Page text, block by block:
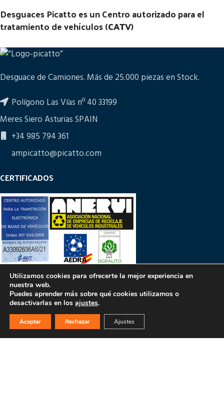
Desguaces Picatto es un Centro autorizado para el
tratamiento de vehículos (CATV)
Desguace de Camiones. Más de 25.000 piezas en Stock.
Polígono Las Vías nº 40 33199
Meres Siero Asturias SPAIN
+34 985 794 361
ampicatto@picatto.com
CERTIFICADOS
PULSA PARA MÁS INFORMACIÓN
Utilizamos cookies para ofrecerte la mejor experiencia en
nuestra web.
Puedes aprender más sobre qué cookies utilizamos o
desactivarlas en los ajustes.
Aceptar Rechazar Ajustes